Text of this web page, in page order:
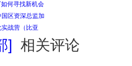
何寻找新机会
区资深总监加
战营（比亚
] 相关评论